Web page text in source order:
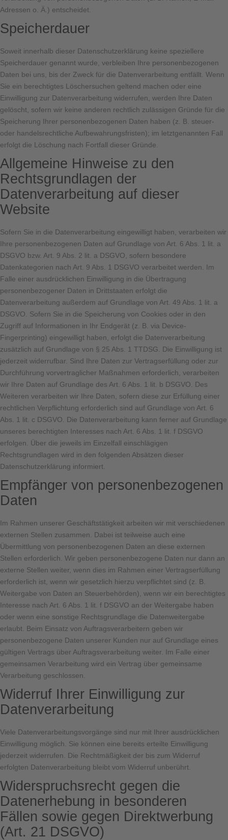
Adressen o. Ä.) entscheidet.
Speicherdauer
Soweit innerhalb dieser Datenschutzerklärung keine speziellere
Speicherdauer genannt wurde, verbleiben Ihre personenbezogenen
Daten bei uns, bis der Zweck für die Datenverarbeitung entfällt. Wenn
Sie ein berechtigtes Löschersuchen geltend machen oder eine
Einwilligung zur Datenverarbeitung widerrufen, werden Ihre Daten
gelöscht, sofern wir keine anderen rechtlich zulässigen Gründe für die
Speicherung Ihrer personenbezogenen Daten haben (z. B. steuer-
oder handelsrechtliche Aufbewahrungsfristen); im letztgenannten Fall
erfolgt die Löschung nach Fortfall dieser Gründe.
Allgemeine Hinweise zu den
Rechtsgrundlagen der
Datenverarbeitung auf dieser
Website
Sofern Sie in die Datenverarbeitung eingewilligt haben, verarbeiten wir
Ihre personenbezogenen Daten auf Grundlage von Art. 6 Abs. 1 lit. a
DSGVO bzw. Art. 9 Abs. 2 lit. a DSGVO, sofern besondere
Datenkategorien nach Art. 9 Abs. 1 DSGVO verarbeitet werden. Im
Falle einer ausdrücklichen Einwilligung in die Übertragung
personenbezogener Daten in Drittstaaten erfolgt die
Datenverarbeitung außerdem auf Grundlage von Art. 49 Abs. 1 lit. a
DSGVO. Sofern Sie in die Speicherung von Cookies oder in den
Zugriff auf Informationen in Ihr Endgerät (z. B. via Device-
Fingerprinting) eingewilligt haben, erfolgt die Datenverarbeitung
zusätzlich auf Grundlage von § 25 Abs. 1 TTDSG. Die Einwilligung ist
jederzeit widerrufbar. Sind Ihre Daten zur Vertragserfüllung oder zur
Durchführung vorvertraglicher Maßnahmen erforderlich, verarbeiten
wir Ihre Daten auf Grundlage des Art. 6 Abs. 1 lit. b DSGVO. Des
Weiteren verarbeiten wir Ihre Daten, sofern diese zur Erfüllung einer
rechtlichen Verpflichtung erforderlich sind auf Grundlage von Art. 6
Abs. 1 lit. c DSGVO. Die Datenverarbeitung kann ferner auf Grundlage
unseres berechtigten Interesses nach Art. 6 Abs. 1 lit. f DSGVO
erfolgen. Über die jeweils im Einzelfall einschlägigen
Rechtsgrundlagen wird in den folgenden Absätzen dieser
Datenschutzerklärung informiert.
Empfänger von personenbezogenen
Daten
Im Rahmen unserer Geschäftstätigkeit arbeiten wir mit verschiedenen
externen Stellen zusammen. Dabei ist teilweise auch eine
Übermittlung von personenbezogenen Daten an diese externen
Stellen erforderlich. Wir geben personenbezogene Daten nur dann an
externe Stellen weiter, wenn dies im Rahmen einer Vertragserfüllung
erforderlich ist, wenn wir gesetzlich hierzu verpflichtet sind (z. B.
Weitergabe von Daten an Steuerbehörden), wenn wir ein berechtigtes
Interesse nach Art. 6 Abs. 1 lit. f DSGVO an der Weitergabe haben
oder wenn eine sonstige Rechtsgrundlage die Datenweitergabe
erlaubt. Beim Einsatz von Auftragsverarbeitern geben wir
personenbezogene Daten unserer Kunden nur auf Grundlage eines
gültigen Vertrags über Auftragsverarbeitung weiter. Im Falle einer
gemeinsamen Verarbeitung wird ein Vertrag über gemeinsame
Verarbeitung geschlossen.
Widerruf Ihrer Einwilligung zur
Datenverarbeitung
Viele Datenverarbeitungsvorgänge sind nur mit Ihrer ausdrücklichen
Einwilligung möglich. Sie können eine bereits erteilte Einwilligung
jederzeit widerrufen. Die Rechtmäßigkeit der bis zum Widerruf
erfolgten Datenverarbeitung bleibt vom Widerruf unberührt.
Widerspruchsrecht gegen die
Datenerhebung in besonderen
Fällen sowie gegen Direktwerbung
(Art. 21 DSGVO)